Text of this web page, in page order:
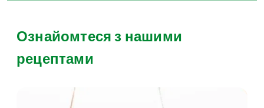
Ознайомтеся з нашими
рецептами